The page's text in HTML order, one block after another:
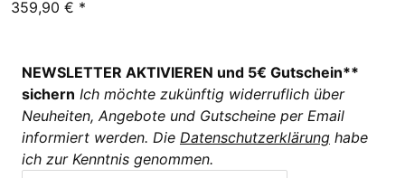
359,90 € *
NEWSLETTER AKTIVIEREN und 5€ Gutschein**
sichern Ich möchte zukünftig widerruflich über
Neuheiten, Angebote und Gutscheine per Email
informiert werden. Die Datenschutzerklärung habe
ich zur Kenntnis genommen.